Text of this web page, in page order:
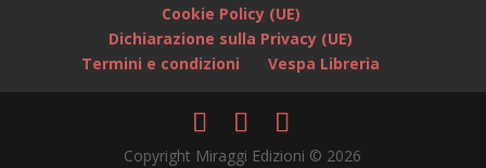
Cookie Policy (UE)
Dichiarazione sulla Privacy (UE)
Termini e condizioni
Vespa Libreria
Copyright Miraggi Edizioni © 2026